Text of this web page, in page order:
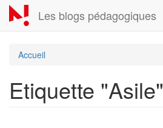
Aller
au
contenu
Les blogs pédagogiques
Accueil
Etiquette "Asile"